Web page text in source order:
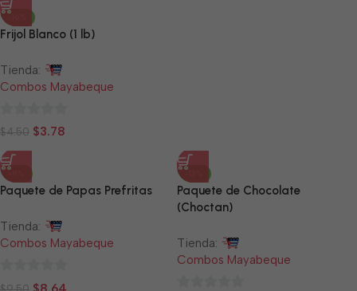
-16%
Frijol Blanco (1 lb)
Tienda:
Combos Mayabeque
0
5
$4.50 $3.78
Paquete de Papas Prefritas
Tienda:
Combos Mayabeque
0
$9.50
Paquete de Chocolate
(Choctan)
Tienda:
Combos Mayabeque